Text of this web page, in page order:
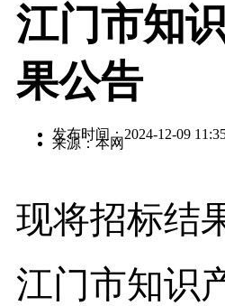
江门市知
果公告
发布时间：2024-12-09
来源：本网
现将招标结
江门市知识